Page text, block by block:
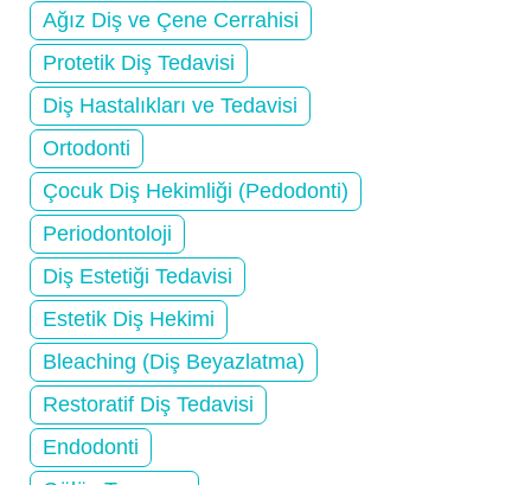
Ağız Diş ve Çene Cerrahisi
Protetik Diş Tedavisi
Diş Hastalıkları ve Tedavisi
Ortodonti
Çocuk Diş Hekimliği (Pedodonti)
Periodontoloji
Diş Estetiği Tedavisi
Estetik Diş Hekimi
Bleaching (Diş Beyazlatma)
Restoratif Diş Tedavisi
Endodonti